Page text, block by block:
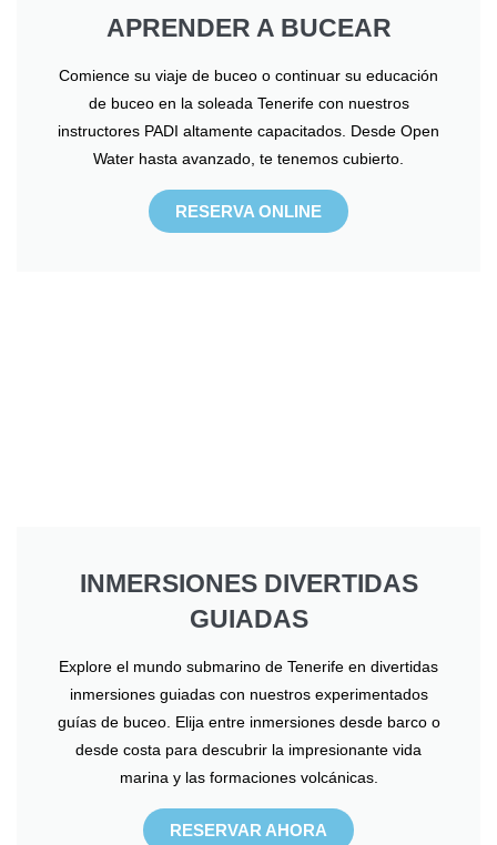
APRENDER A BUCEAR
Comience su viaje de buceo o continuar su educación
de buceo en la soleada Tenerife con nuestros
instructores PADI altamente capacitados. Desde Open
Water hasta avanzado, te tenemos cubierto.
RESERVA ONLINE
INMERSIONES DIVERTIDAS
GUIADAS
Explore el mundo submarino de Tenerife en divertidas
inmersiones guiadas con nuestros experimentados
guías de buceo. Elija entre inmersiones desde barco o
desde costa para descubrir la impresionante vida
marina y las formaciones volcánicas.
RESERVAR AHORA